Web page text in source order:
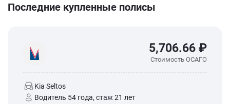
Последние купленные полисы
5,706.66 ₽
Стоимость ОСАГО
Kia Seltos
Водитель 54 года, стаж 21 лет